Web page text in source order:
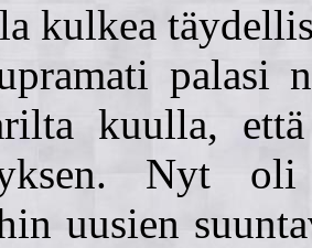
kulkea
palasi
kuulla,
Nyt oli
uusien